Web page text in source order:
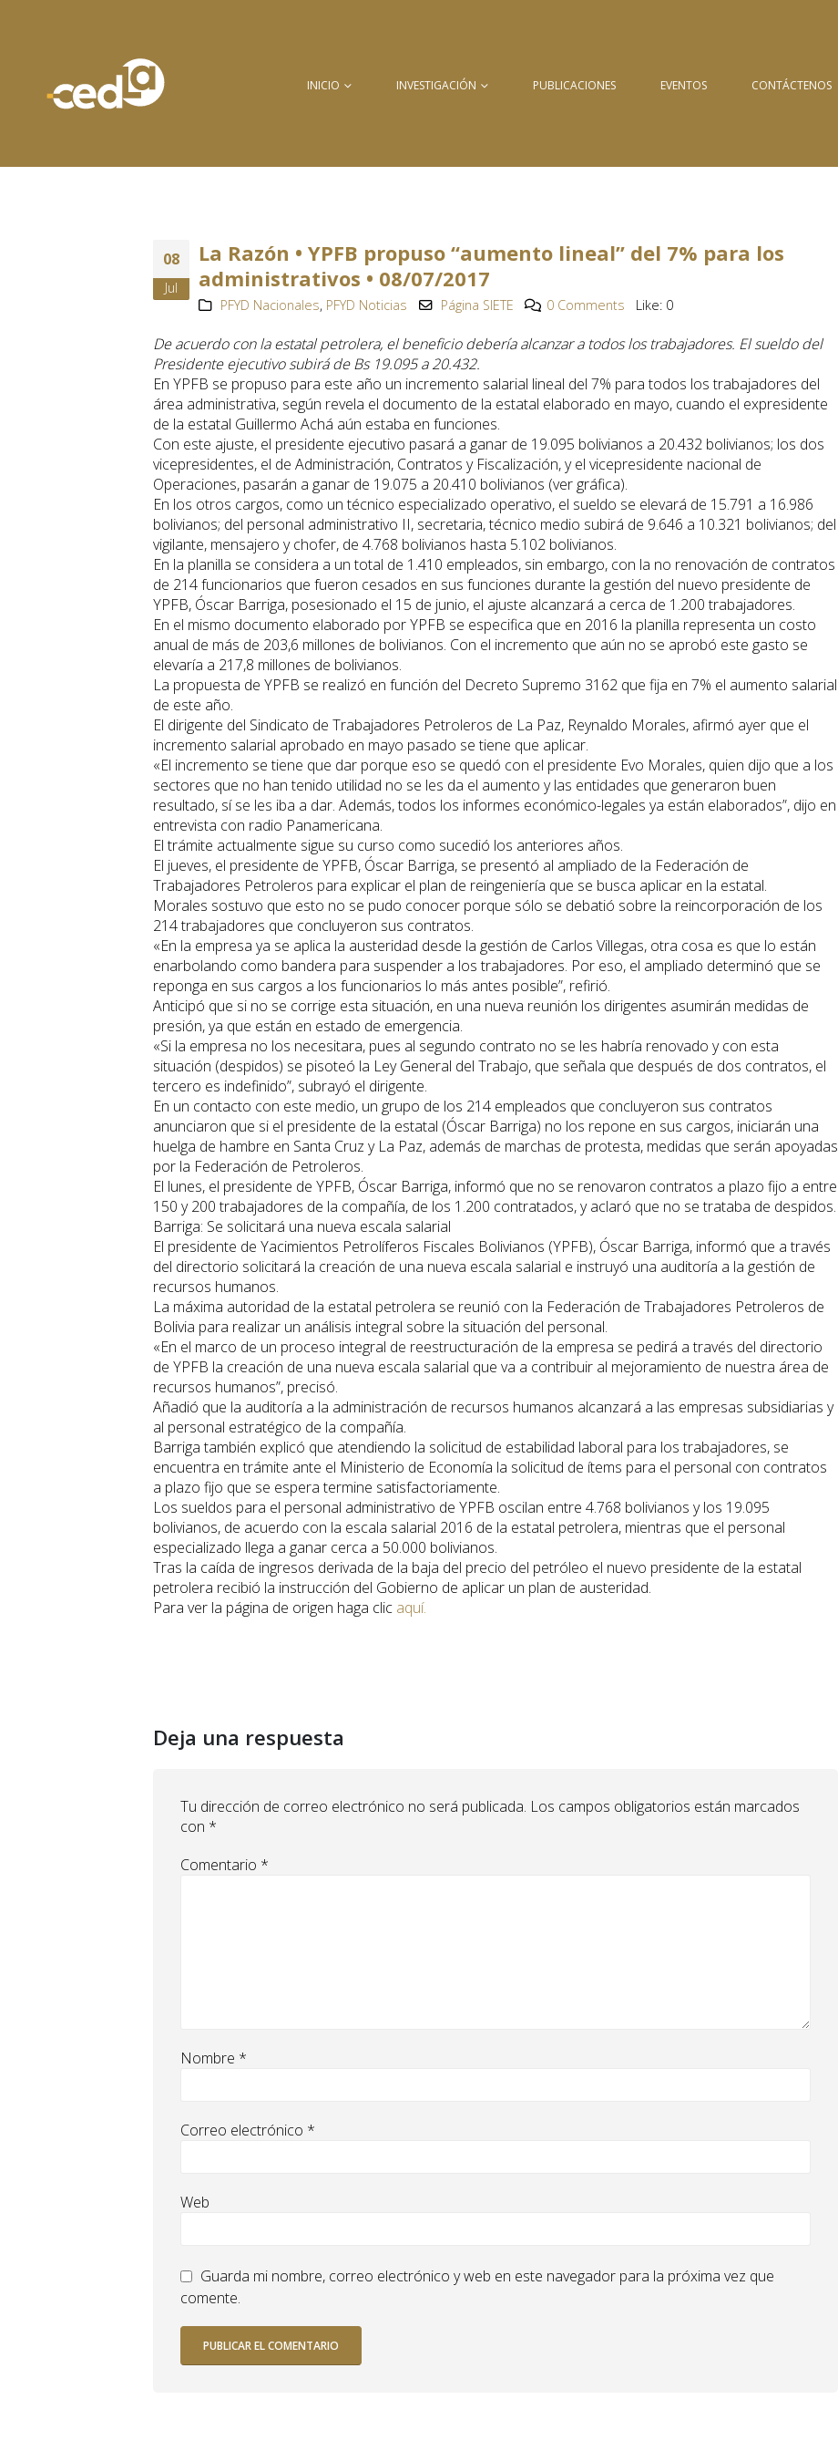
INICIO INVESTIGACIÓN PUBLICACIONES EVENTOS CONTÁCTENOS
08
Jul
La Razón • YPFB propuso “aumento lineal” del 7% para los
administrativos • 08/07/2017
PFYD Nacionales, PFYD Noticias Página SIETE 0 Comments Like: 0
De acuerdo con la estatal petrolera, el beneficio debería alcanzar a todos los trabajadores. El sueldo del
Presidente ejecutivo subirá de Bs 19.095 a 20.432.
En YPFB se propuso para este año un incremento salarial lineal del 7% para todos los trabajadores del
área administrativa, según revela el documento de la estatal elaborado en mayo, cuando el expresidente
de la estatal Guillermo Achá aún estaba en funciones.
Con este ajuste, el presidente ejecutivo pasará a ganar de 19.095 bolivianos a 20.432 bolivianos; los dos
vicepresidentes, el de Administración, Contratos y Fiscalización, y el vicepresidente nacional de
Operaciones, pasarán a ganar de 19.075 a 20.410 bolivianos (ver gráfica).
En los otros cargos, como un técnico especializado operativo, el sueldo se elevará de 15.791 a 16.986
bolivianos; del personal administrativo II, secretaria, técnico medio subirá de 9.646 a 10.321 bolivianos; del
vigilante, mensajero y chofer, de 4.768 bolivianos hasta 5.102 bolivianos.
En la planilla se considera a un total de 1.410 empleados, sin embargo, con la no renovación de contratos
de 214 funcionarios que fueron cesados en sus funciones durante la gestión del nuevo presidente de
YPFB, Óscar Barriga, posesionado el 15 de junio, el ajuste alcanzará a cerca de 1.200 trabajadores.
En el mismo documento elaborado por YPFB se especifica que en 2016 la planilla representa un costo
anual de más de 203,6 millones de bolivianos. Con el incremento que aún no se aprobó este gasto se
elevaría a 217,8 millones de bolivianos.
La propuesta de YPFB se realizó en función del Decreto Supremo 3162 que fija en 7% el aumento salarial
de este año.
El dirigente del Sindicato de Trabajadores Petroleros de La Paz, Reynaldo Morales, afirmó ayer que el
incremento salarial aprobado en mayo pasado se tiene que aplicar.
«El incremento se tiene que dar porque eso se quedó con el presidente Evo Morales, quien dijo que a los
sectores que no han tenido utilidad no se les da el aumento y las entidades que generaron buen
resultado, sí se les iba a dar. Además, todos los informes económico-legales ya están elaborados”, dijo en
entrevista con radio Panamericana.
El trámite actualmente sigue su curso como sucedió los anteriores años.
El jueves, el presidente de YPFB, Óscar Barriga, se presentó al ampliado de la Federación de
Trabajadores Petroleros para explicar el plan de reingeniería que se busca aplicar en la estatal.
Morales sostuvo que esto no se pudo conocer porque sólo se debatió sobre la reincorporación de los
214 trabajadores que concluyeron sus contratos.
«En la empresa ya se aplica la austeridad desde la gestión de Carlos Villegas, otra cosa es que lo están
enarbolando como bandera para suspender a los trabajadores. Por eso, el ampliado determinó que se
reponga en sus cargos a los funcionarios lo más antes posible”, refirió.
Anticipó que si no se corrige esta situación, en una nueva reunión los dirigentes asumirán medidas de
presión, ya que están en estado de emergencia.
«Si la empresa no los necesitara, pues al segundo contrato no se les habría renovado y con esta
situación (despidos) se pisoteó la Ley General del Trabajo, que señala que después de dos contratos, el
tercero es indefinido”, subrayó el dirigente.
En un contacto con este medio, un grupo de los 214 empleados que concluyeron sus contratos
anunciaron que si el presidente de la estatal (Óscar Barriga) no los repone en sus cargos, iniciarán una
huelga de hambre en Santa Cruz y La Paz, además de marchas de protesta, medidas que serán apoyadas
por la Federación de Petroleros.
El lunes, el presidente de YPFB, Óscar Barriga, informó que no se renovaron contratos a plazo fijo a entre
150 y 200 trabajadores de la compañía, de los 1.200 contratados, y aclaró que no se trataba de despidos.
Barriga: Se solicitará una nueva escala salarial
El presidente de Yacimientos Petrolíferos Fiscales Bolivianos (YPFB), Óscar Barriga, informó que a través
del directorio solicitará la creación de una nueva escala salarial e instruyó una auditoría a la gestión de
recursos humanos.
La máxima autoridad de la estatal petrolera se reunió con la Federación de Trabajadores Petroleros de
Bolivia para realizar un análisis integral sobre la situación del personal.
«En el marco de un proceso integral de reestructuración de la empresa se pedirá a través del directorio
de YPFB la creación de una nueva escala salarial que va a contribuir al mejoramiento de nuestra área de
recursos humanos”, precisó.
Añadió que la auditoría a la administración de recursos humanos alcanzará a las empresas subsidiarias y
al personal estratégico de la compañía.
Barriga también explicó que atendiendo la solicitud de estabilidad laboral para los trabajadores, se
encuentra en trámite ante el Ministerio de Economía la solicitud de ítems para el personal con contratos
a plazo fijo que se espera termine satisfactoriamente.
Los sueldos para el personal administrativo de YPFB oscilan entre 4.768 bolivianos y los 19.095
bolivianos, de acuerdo con la escala salarial 2016 de la estatal petrolera, mientras que el personal
especializado llega a ganar cerca a 50.000 bolivianos.
Tras la caída de ingresos derivada de la baja del precio del petróleo el nuevo presidente de la estatal
petrolera recibió la instrucción del Gobierno de aplicar un plan de austeridad.
Para ver la página de origen haga clic aquí.
Deja una respuesta
Tu dirección de correo electrónico no será publicada. Los campos obligatorios están marcados
con *
Comentario *
Nombre *
Correo electrónico *
Web
Guarda mi nombre, correo electrónico y web en este navegador para la próxima vez que
comente.